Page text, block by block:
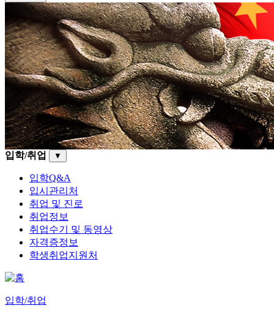
입학/취업 ▼
입학Q&A
입시관리처
취업 및 진로
취업정보
취업수기 및 동영상
자격증정보
학생취업지원처
입학/취업